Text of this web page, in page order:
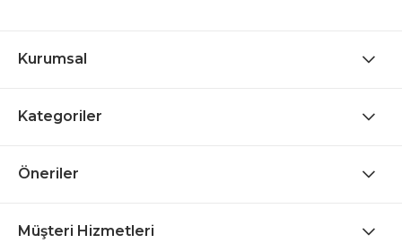
Kurumsal
Kategoriler
Öneriler
Müşteri Hizmetleri